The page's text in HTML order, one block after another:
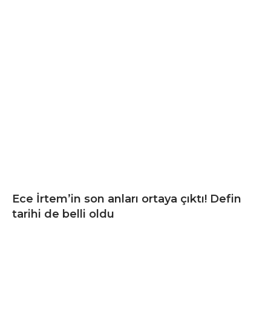
Ece İrtem’in son anları ortaya çıktı! Defin
tarihi de belli oldu